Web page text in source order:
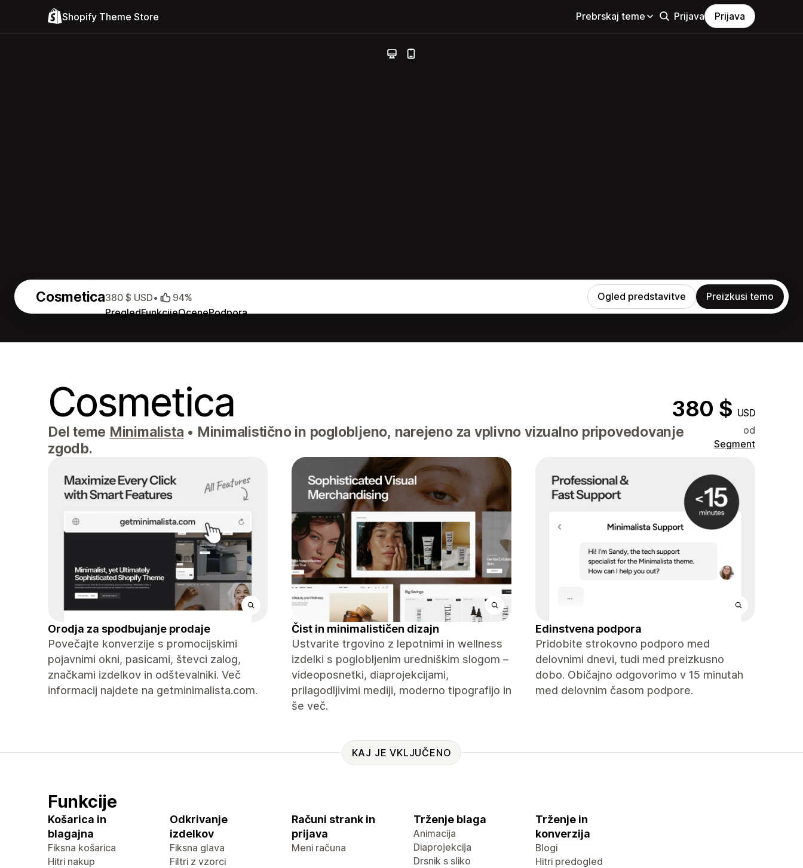
Shopify Theme Store Prebrskaj teme Prijava Prijava
Cosmetica
PregledFunkcijeOcenePodpora
380 $ USD• 94% Ogled predstavitve Preizkusi temo
Cosmetica 380 $ USD
Del teme Minimalista • Minimalistično in poglobljeno, narejeno za vplivno vizualno pripovedovanje
zgodb.
od
Segment
Orodja za spodbujanje prodaje
Povečajte konverzije s promocijskimi
pojavnimi okni, pasicami, števci zalog,
značkami izdelkov in odštevalniki. Več
informacij najdete na getminimalista.com.
Čist in minimalističen dizajn
Ustvarite trgovino z lepotnimi in wellness
izdelki s poglobljenim uredniškim slogom –
videoposnetki, diaprojekcijami,
prilagodljivimi mediji, moderno tipografijo in
še več.
Edinstvena podpora
Pridobite strokovno podporo med
delovnimi dnevi, tudi med preizkusno
dobo. Običajno odgovorimo v 15 minutah
med delovnim časom podpore.
KAJ JE VKLJUČENO
Funkcije
Košarica in
blagajna
Fiksna košarica
Hitri nakup
Odkrivanje
izdelkov
Fiksna glava
Filtri z vzorci
Računi strank in
prijava
Meni računa
Trženje blaga
Animacija
Diaprojekcija
Drsnik s sliko
Trženje in
konverzija
Blogi
Hitri predogled